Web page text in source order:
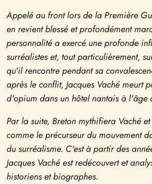
Appelé au front lors de la Première
en revient blessé et profondément
personnalité a exercé une profonde
surréalistes et, tout particulièrement,
qu'il rencontre pendant sa
après le conflit, Jacques Vaché meurt
d'opium dans un hôtel nantais à l'âge
Par la suite, Breton mythifiera Vaché
comme le précurseur du mouvement
du surréalisme. C'est à partir des
Jacques Vaché est redécouvert et
historiens et biographes.